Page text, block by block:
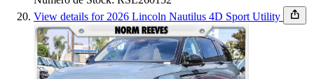
View details for 2026 Lincoln Nautilus 4D Sport Utility